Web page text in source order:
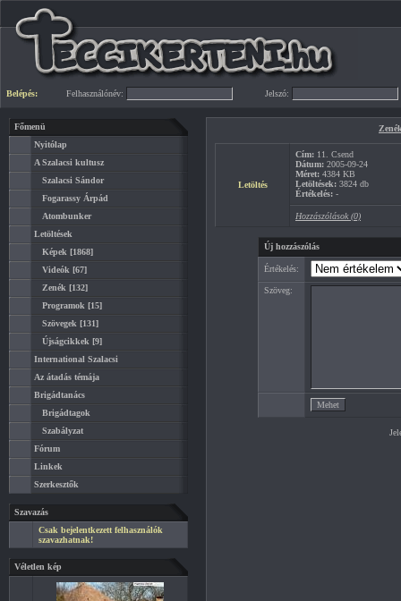
Belépés: Felhasználónév: Jelszó:
Főmenü
Nyitólap
A Szalacsi kultusz
Szalacsi Sándor
Fogarassy Árpád
Atombunker
Letöltések
Képek [1868]
Videók [67]
Zenék [132]
Programok [15]
Szövegek [131]
Újságcikkek [9]
International Szalacsi
Az átadás témája
Brigádtanács
Brigádtagok
Szabályzat
Fórum
Linkek
Szerkesztők
Szavazás
Csak bejelentkezett felhasználók
szavazhatnak!
Véletlen kép
Letöltés
Cím: 11. Csend
Dátum: 2005-09-24
Méret: 4384 KB
Letöltések: 3824 db
Értékelés: -
Hozzászólások (0)
Új hozzászólás
Értékelés:
Szöveg: